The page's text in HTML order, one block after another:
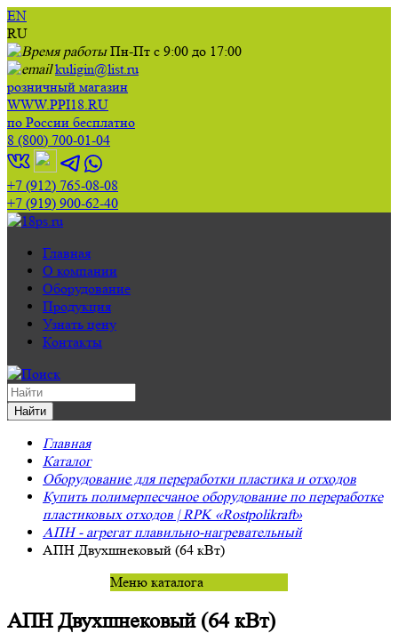
EN
RU
Пн-Пт с 9:00 до 17:00
kuligin@list.ru
розничный магазин
WWW.PPI18.RU
по России бесплатно
8 (800) 700-01-04
+7 (912) 765-08-08
+7 (919) 900-62-40
Главная
О компании
Оборудование
Продукция
Узнать цену
Контакты
Главная
Каталог
Оборудование для переработки пластика и отходов
Купить полимерпесчаное оборудование по переработке
пластиковых отходов | RPK «Rostpolikraft»
АПН - агрегат плавильно-нагревательный
АПН Двухшнековый (64 кВт)
Меню каталога
АПН Двухшнековый (64 кВт)